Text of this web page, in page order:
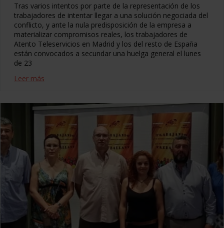
Tras varios intentos por parte de la representación de los
trabajadores de intentar llegar a una solución negociada del
conflicto, y ante la nula predisposición de la empresa a
materializar compromisos reales, los trabajadores de
Atento Teleservicios en Madrid y los del resto de España
están convocados a secundar una huelga general el lunes
de 23
Leer más